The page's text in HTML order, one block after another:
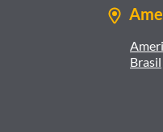
Brasil